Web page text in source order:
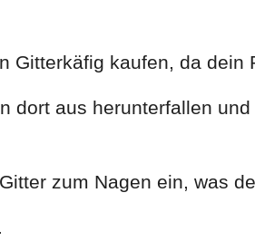
Gitterkäfig kaufen, da dein
dort aus herunterfallen
zum Nagen ein, was